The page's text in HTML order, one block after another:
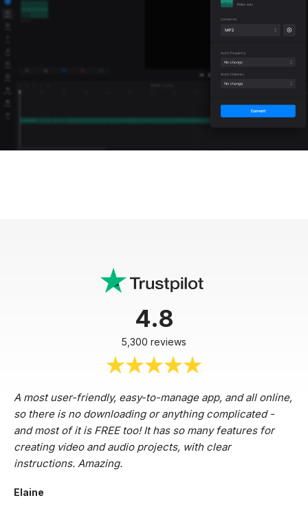
4.8
5,300 reviews
A most user-friendly, easy-to-manage app, and all online,
so there is no downloading or anything complicated -
and most of it is FREE too! It has so many features for
creating video and audio projects, with clear
instructions. Amazing.
Elaine